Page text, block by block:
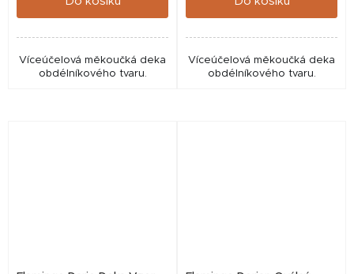
Víceúčelová měkoučká deka
obdélníkového tvaru.
Víceúčelová měkoučká deka
obdélníkového tvaru.